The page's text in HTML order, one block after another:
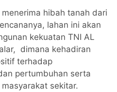
hibah tanah dari
lahan ini akan
kekuatan TNI AL
dimana kehadiran
terhadap
pertumbuhan serta
sekitar.